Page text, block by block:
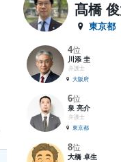
髙橋
東京都
4位
川添 圭
弁護士
大阪府
6位
泉 亮介
弁護士
東京都
8位
大橋 卓生